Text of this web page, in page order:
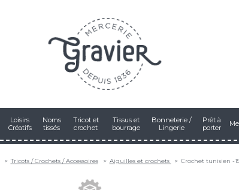
Loisirs
Créatifs
Noms
tissés
Tricot et
crochet
Tissus et
bourrage
Bonneterie /
Lingerie
Prêt à
porter
Tricots / Crochets / Accessoires Aiguilles et crochets Crochet tunisien -